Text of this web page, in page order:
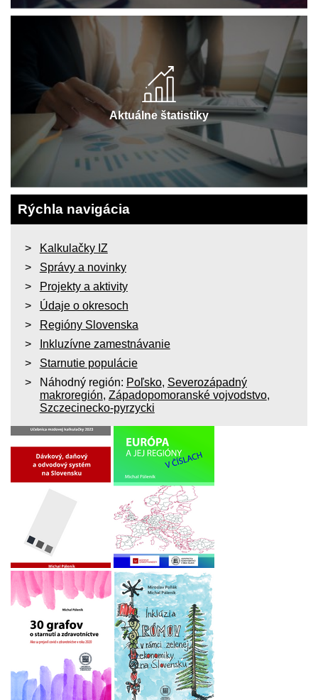
Aktuálne štatistiky
Rýchla navigácia
Kalkulačky IZ
Správy a novinky
Projekty a aktivity
Údaje o okresoch
Regióny Slovenska
Inkluzívne zamestnávanie
Starnutie populácie
Náhodný región: Poľsko, Severozápadný
makroregión, Západopomoranské vojvodstvo,
Szczecinecko-pyrzycki